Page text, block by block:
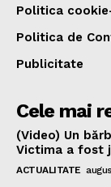
Politica
Politica de
Publicitate
Cele mai
(Video) Un
Victima a fost
ACTUALITATE